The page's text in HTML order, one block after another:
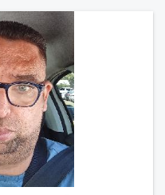
A vous de jouer